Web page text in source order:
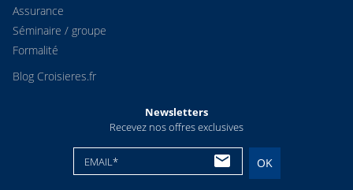
Assurance
Séminaire / groupe
Formalité
Blog Croisieres.fr
Newsletters
Recevez nos offres exclusives
EMAIL* OK